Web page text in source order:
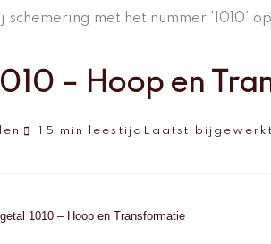
– Hoop en
15 min leestijd Laatst
1010 – Hoop en Transformatie